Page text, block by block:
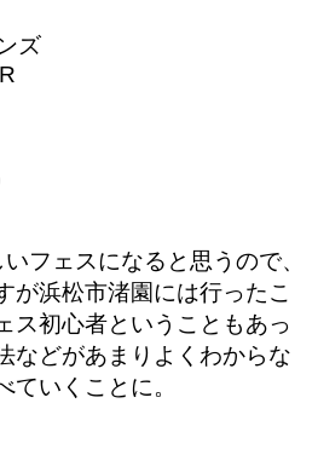
ズ
フェスになると思うので、
が浜松市渚園には行ったこ
ス初心者ということもあっ
などがあまりよくわからな
ていくことに。